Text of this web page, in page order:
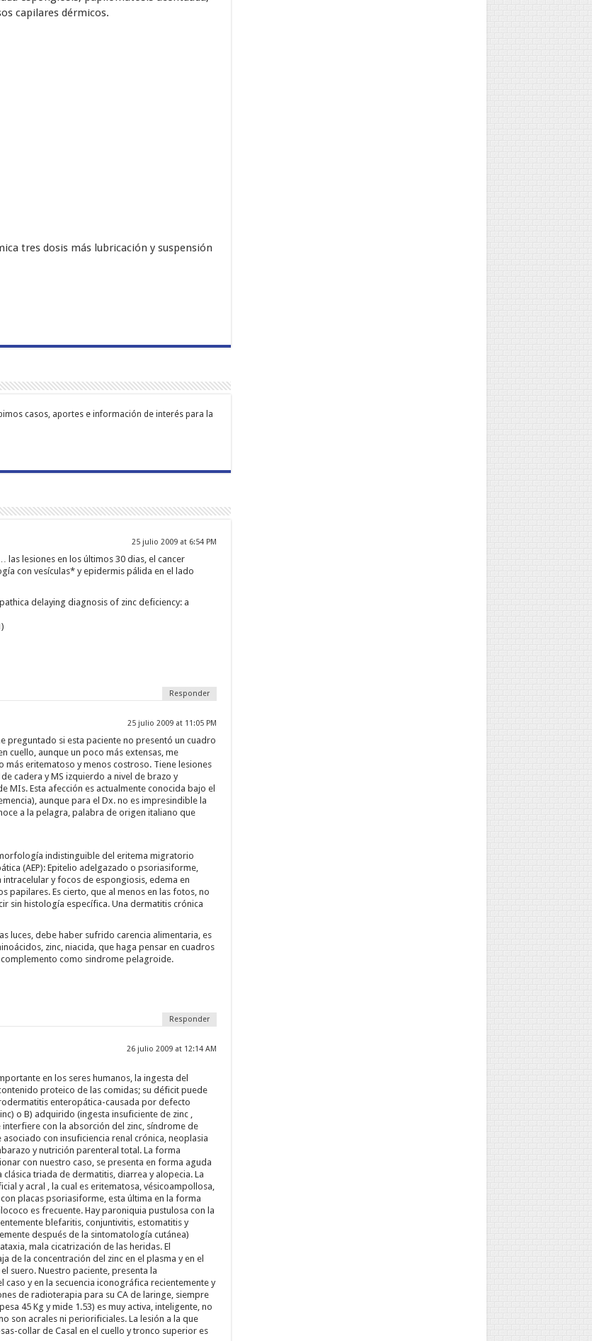
capilares dérmicos.
tres dosis más lubricación y suspensión
casos, aportes e información de interés para la
25 julio 2009 at 6:54 PM
lesiones en los últimos 30 dias, el cancer
con vesículas* y epidermis pálida en el lado
delaying diagnosis of zinc deficiency: a
Responder
25 julio 2009 at 11:05 PM
preguntado si esta paciente no presentó un cuadro
cuello, aunque un poco más extensas, me
más eritematoso y menos costroso. Tiene lesiones
cadera y MS izquierdo a nivel de brazo y
MIs. Esta afección es actualmente conocida bajo el
aunque para el Dx. no es impresindible la
a la pelagra, palabra de origen italiano que
indistinguible del eritema migratorio
(AEP): Epitelio adelgazado o psoriasiforme,
y focos de espongiosis, edema en
papilares. Es cierto, que al menos en las fotos, no
sin histología específica. Una dermatitis crónica
luces, debe haber sufrido carencia alimentaria, es
zinc, niacida, que haga pensar en cuadros
complemento como sindrome pelagroide.
Responder
26 julio 2009 at 12:14 AM
en los seres humanos, la ingesta del
proteico de las comidas; su déficit puede
enteropática-causada por defecto
o B) adquirido (ingesta insuficiente de zinc ,
con la absorción del zinc, síndrome de
con insuficiencia renal crónica, neoplasia
y nutrición parenteral total. La forma
con nuestro caso, se presenta en forma aguda
triada de dermatitis, diarrea y alopecia. La
y acral , la cual es eritematosa, vésicoampollosa,
placas psoriasiforme, esta última en la forma
es frecuente. Hay paroniquia pustulosa con la
blefaritis, conjuntivitis, estomatitis y
después de la sintomatología cutánea)
mala cicatrización de las heridas. El
de la concentración del zinc en el plasma y en el
suero. Nuestro paciente, presenta la
y en la secuencia iconográfica recientemente y
de radioterapia para su CA de laringe, siempre
45 Kg y mide 1.53) es muy activa, inteligente, no
son acrales ni periorificiales. La lesión a la que
collar de Casal en el cuello y tronco superior es